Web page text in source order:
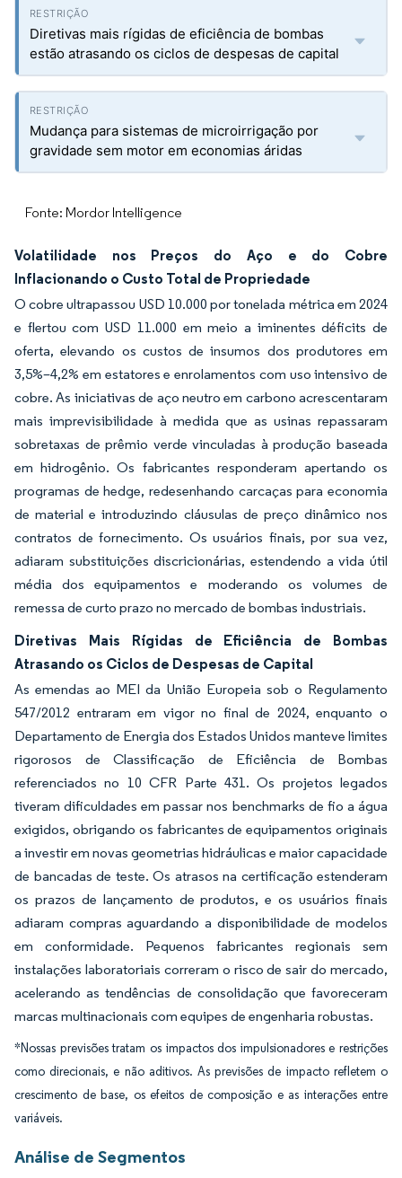
Diretivas mais rígidas de eficiência de bombas
estão atrasando os ciclos de despesas de capital
Mudança para sistemas de microirrigação por
gravidade sem motor em economias áridas
Fonte: Mordor Intelligence
Volatilidade nos Preços do Aço e do Cobre
Inflacionando o Custo Total de Propriedade
O cobre ultrapassou USD 10.000 por tonelada métrica em 2024
e flertou com USD 11.000 em meio a iminentes déficits de
oferta, elevando os custos de insumos dos produtores em
3,5%–4,2% em estatores e enrolamentos com uso intensivo de
cobre. As iniciativas de aço neutro em carbono acrescentaram
mais imprevisibilidade à medida que as usinas repassaram
sobretaxas de prêmio verde vinculadas à produção baseada
em hidrogênio. Os fabricantes responderam apertando os
programas de hedge, redesenhando carcaças para economia
de material e introduzindo cláusulas de preço dinâmico nos
contratos de fornecimento. Os usuários finais, por sua vez,
adiaram substituições discricionárias, estendendo a vida útil
média dos equipamentos e moderando os volumes de
remessa de curto prazo no mercado de bombas industriais.
Diretivas Mais Rígidas de Eficiência de Bombas
Atrasando os Ciclos de Despesas de Capital
As emendas ao MEI da União Europeia sob o Regulamento
547/2012 entraram em vigor no final de 2024, enquanto o
Departamento de Energia dos Estados Unidos manteve limites
rigorosos de Classificação de Eficiência de Bombas
referenciados no 10 CFR Parte 431. Os projetos legados
tiveram dificuldades em passar nos benchmarks de fio a água
exigidos, obrigando os fabricantes de equipamentos originais
a investir em novas geometrias hidráulicas e maior capacidade
de bancadas de teste. Os atrasos na certificação estenderam
os prazos de lançamento de produtos, e os usuários finais
adiaram compras aguardando a disponibilidade de modelos
em conformidade. Pequenos fabricantes regionais sem
instalações laboratoriais correram o risco de sair do mercado,
acelerando as tendências de consolidação que favoreceram
marcas multinacionais com equipes de engenharia robustas.
*Nossas previsões tratam os impactos dos impulsionadores e restrições
como direcionais, e não aditivos. As previsões de impacto refletem o
crescimento de base, os efeitos de composição e as interações entre
variáveis.
Análise de Segmentos